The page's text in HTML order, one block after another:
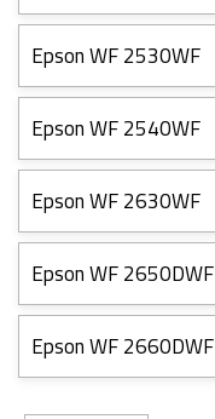
Epson WF 2530WF
Epson WF 2540WF
Epson WF 2630WF
Epson WF 2650DWF
Epson WF 2660DWF